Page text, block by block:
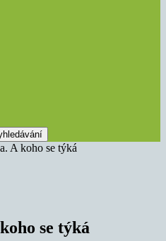
A koho se týká
se týká